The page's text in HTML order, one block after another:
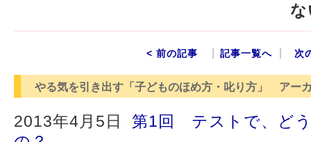
< 前の記事 記事一覧へ 次
やる気を引き出す「子どものほめ方・叱り方」 アー
2013年4月5日 第1回 テストで、ど